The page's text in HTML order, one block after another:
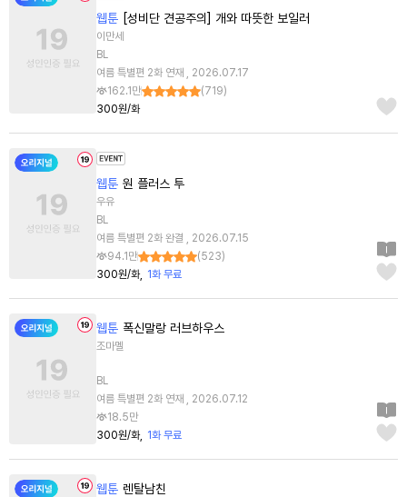
웹툰 [성비단 견공주의] 개와 따뜻한 보일러
이만세
BL
여름 특별편 2화 연재 , 2026.07.17
162.1만
(719)
300원/화
웹툰 원 플러스 투
우유
BL
여름 특별편 2화 완결 , 2026.07.15
94.1만
(523)
300원/화
1화 무료
웹툰 폭신말랑 러브하우스
조마멜
BL
여름 특별편 2화 연재 , 2026.07.12
18.5만
300원/화
1화 무료
웹툰 렌탈남친